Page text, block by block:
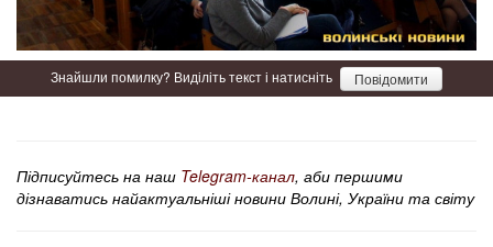
Знайшли помилку? Виділіть текст і натисніть Повідомити
Підписуйтесь на наш Telegram-канал, аби першими
дізнаватись найактуальніші новини Волині, України та світу